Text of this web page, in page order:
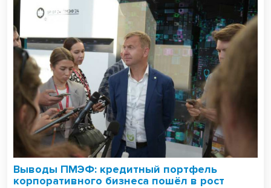
Выводы ПМЭФ: кредитный портфель
корпоративного бизнеса пошёл в рост